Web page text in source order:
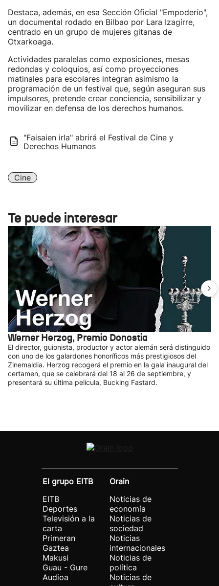
Destaca, además, en esa Sección Oficial "Empoderío",
un documental rodado en Bilbao por Lara Izagirre,
centrado en un grupo de mujeres gitanas de
Otxarkoaga.
Actividades paralelas como exposiciones, mesas
redondas y coloquios, así como proyecciones
matinales para escolares integran asimismo la
programación de un festival que, según aseguran sus
impulsores, pretende crear conciencia, sensibilizar y
movilizar en defensa de los derechos humanos.
"Faisaien irla" abrirá el Festival de Cine y
Derechos Humanos
Cine
Te puede interesar
Werner Herzog, Premio Donostia
El director, guionista, productor y actor alemán será distinguido
con uno de los galardones honoríficos más prestigiosos del
Zinemaldia. Herzog recogerá el premio en la gala inaugural del
certamen, que se celebrará del 18 al 26 de septiembre, y
presentará su última película, Bucking Fastard.
El grupo EITB
EITB
Deportes
Televisión a la
carta
Primeran
Gaztea
Makusi
Guau - Gure
Audioa
Orain
Noticias de
economía
Noticias de
sociedad
Noticias
internacionales
Noticias de
política
Noticias de